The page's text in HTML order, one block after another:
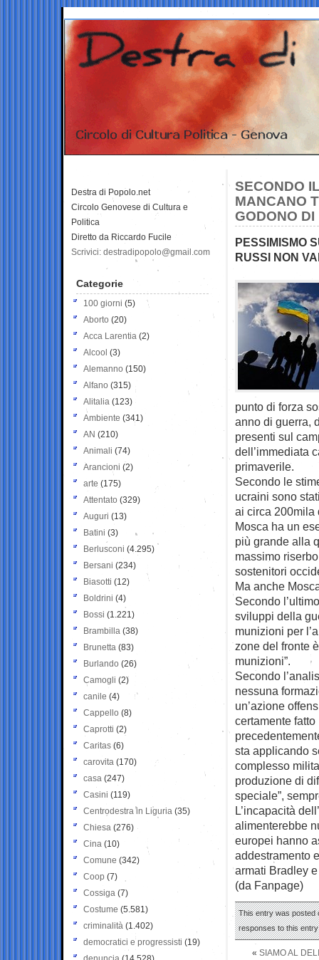
SECONDO
MANCANO
GODONO
PESSIMISMO
RUSSI NON
punto di forza
anno di guerra,
presenti sul
dell’immediata
primaverile.
Secondo le
ucraini sono
ai circa 200mila
Mosca ha un
più grande alla
massimo
sostenitori
Ma anche
Secondo
sviluppi della
munizioni per
zone del fronte
munizioni”.
Secondo
nessuna
un’azione
certamente
sta applicando
complesso
produzione di
speciale”,
L’incapacità
alimenterebbe
europei hanno
addestramento
armati Bradley
(da Fanpage)
This entry was posted
responses to this
« SIAMO AL
Destra di Popolo.net
Circolo Genovese di Cultura e
Politica
Diretto da Riccardo Fucile
Scrivici: destradipopolo@gmail.com
Categorie
100 giorni (5)
Aborto (20)
Acca Larentia (2)
Alcool (3)
Alemanno (150)
Alfano (315)
Alitalia (123)
Ambiente (341)
AN (210)
Animali (74)
Arancioni (2)
arte (175)
Attentato (329)
Auguri (13)
Batini (3)
Berlusconi (4.295)
Bersani (234)
Biasotti (12)
Boldrini (4)
Bossi (1.221)
Brambilla (38)
Brunetta (83)
Burlando (26)
Camogli (2)
canile (4)
Cappello (8)
Caprotti (2)
Caritas (6)
carovita (170)
casa (247)
Casini (119)
Centrodestra in Liguria (35)
Chiesa (276)
Cina (10)
Comune (342)
Coop (7)
Cossiga (7)
Costume (5.581)
criminalità (1.402)
democratici e progressisti (19)